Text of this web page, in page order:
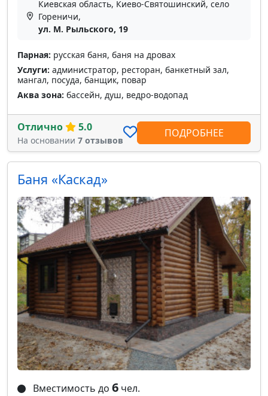
Киевская область, Киево-Святошинский, село
Гореничи,
ул. М. Рыльского, 19
Парная: русская баня, баня на дровах
Услуги: администратор, ресторан, банкетный зал,
мангал, посуда, банщик, повар
Аква зона: бассейн, душ, ведро-водопад
Отлично 5.0
На основании 7 отзывов
ПОДРОБНЕЕ
Баня «Каскад»
Вместимость до 6 чел.